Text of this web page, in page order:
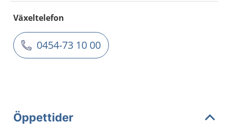
Växeltelefon
0454-73 10 00
Öppettider